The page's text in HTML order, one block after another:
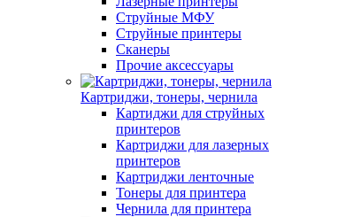
Струйные МФУ
Струйные принтеры
Сканеры
Прочие аксессуары
Картриджи, тонеры, чернила
Картиджи для струйных
принтеров
Картриджи для лазерных
принтеров
Картриджи ленточные
Тонеры для принтера
Чернила для принтера